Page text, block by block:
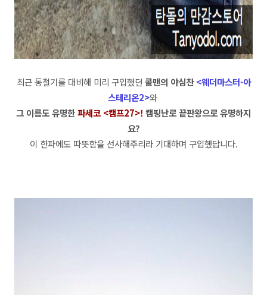
최근 동절기를 대비해 미리 구입했던 콜맨의 야심찬<웨더마스터-아
스테리온2>와
그 이름도 유명한파세코 <캠프27>! 캠핑난로 끝판왕으로 유명하지
요?
이 한파에도 따뜻함을 선사해주리라 기대하며 구입했답니다.